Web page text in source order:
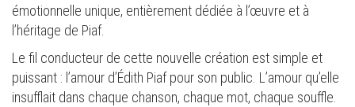
émotionnelle unique, entièrement dédiée à l’œuvre et à
l’héritage de Piaf.
Le fil conducteur de cette nouvelle création est simple et
puissant : l’amour d’Édith Piaf pour son public. L’amour qu’elle
insufflait dans chaque chanson, chaque mot, chaque souffle.